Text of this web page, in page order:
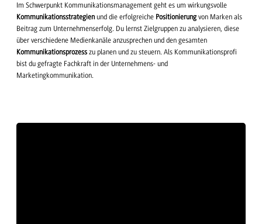
Im Schwerpunkt Kommunikationsmanagement geht es um wirkungsvolle
Kommunikationsstrategien und die erfolgreiche Positionierungvon Marken als
Beitrag zum Unternehmenserfolg. Du lernst Zielgruppen zu analysieren, diese
über verschiedene Medienkanäle anzusprechen und den gesamten
Kommunikationsprozess zu planen und zu steuern. Als Kommunikationsprofi
bist du gefragte Fachkraft in der Unternehmens- und
Marketingkommunikation.